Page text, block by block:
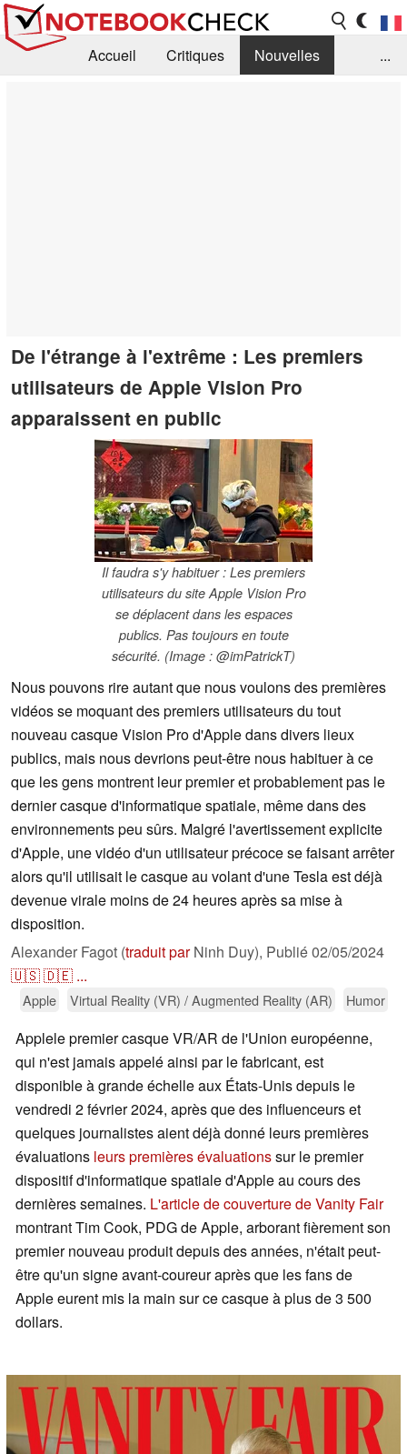
Accueil Critiques
Nouvelles
...
De l'étrange à l'extrême : Les premiers
utilisateurs de Apple Vision Pro
apparaissent en public
Il faudra s'y habituer : Les premiers
utilisateurs du site Apple Vision Pro
se déplacent dans les espaces
publics. Pas toujours en toute
sécurité. (Image : @imPatrickT)
Nous pouvons rire autant que nous voulons des premières
vidéos se moquant des premiers utilisateurs du tout
nouveau casque Vision Pro d'Apple dans divers lieux
publics, mais nous devrions peut-être nous habituer à ce
que les gens montrent leur premier et probablement pas le
dernier casque d'informatique spatiale, même dans des
environnements peu sûrs. Malgré l'avertissement explicite
d'Apple, une vidéo d'un utilisateur précoce se faisant arrêter
alors qu'il utilisait le casque au volant d'une Tesla est déjà
devenue virale moins de 24 heures après sa mise à
disposition.
Alexander Fagot (traduit parNinh Duy), Publié02/05/2024
🇺🇸🇩🇪 ...
Apple Virtual Reality (VR) / Augmented Reality (AR) Humor
Applele premier casque VR/AR de l'Union européenne,
qui n'est jamais appelé ainsi par le fabricant, est
disponible à grande échelle aux États-Unis depuis le
vendredi 2 février 2024, après que des influenceurs et
quelques journalistes aient déjà donné leurs premières
évaluations leurs premières évaluationssur le premier
dispositif d'informatique spatiale d'Apple au cours des
dernières semaines. L'article de couverture de Vanity Fair
montrant Tim Cook, PDG de Apple, arborant fièrement son
premier nouveau produit depuis des années, n'était peut-
être qu'un signe avant-coureur après que les fans de
Apple eurent mis la main sur ce casque à plus de 3 500
dollars.